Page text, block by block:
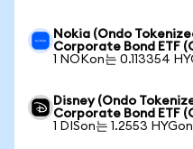
Nokia (Ondo
Corporate Bond ETF
1 NOKon는 0.113354
Disney (Ondo
Corporate Bond ETF
1 DISon는 1.2553